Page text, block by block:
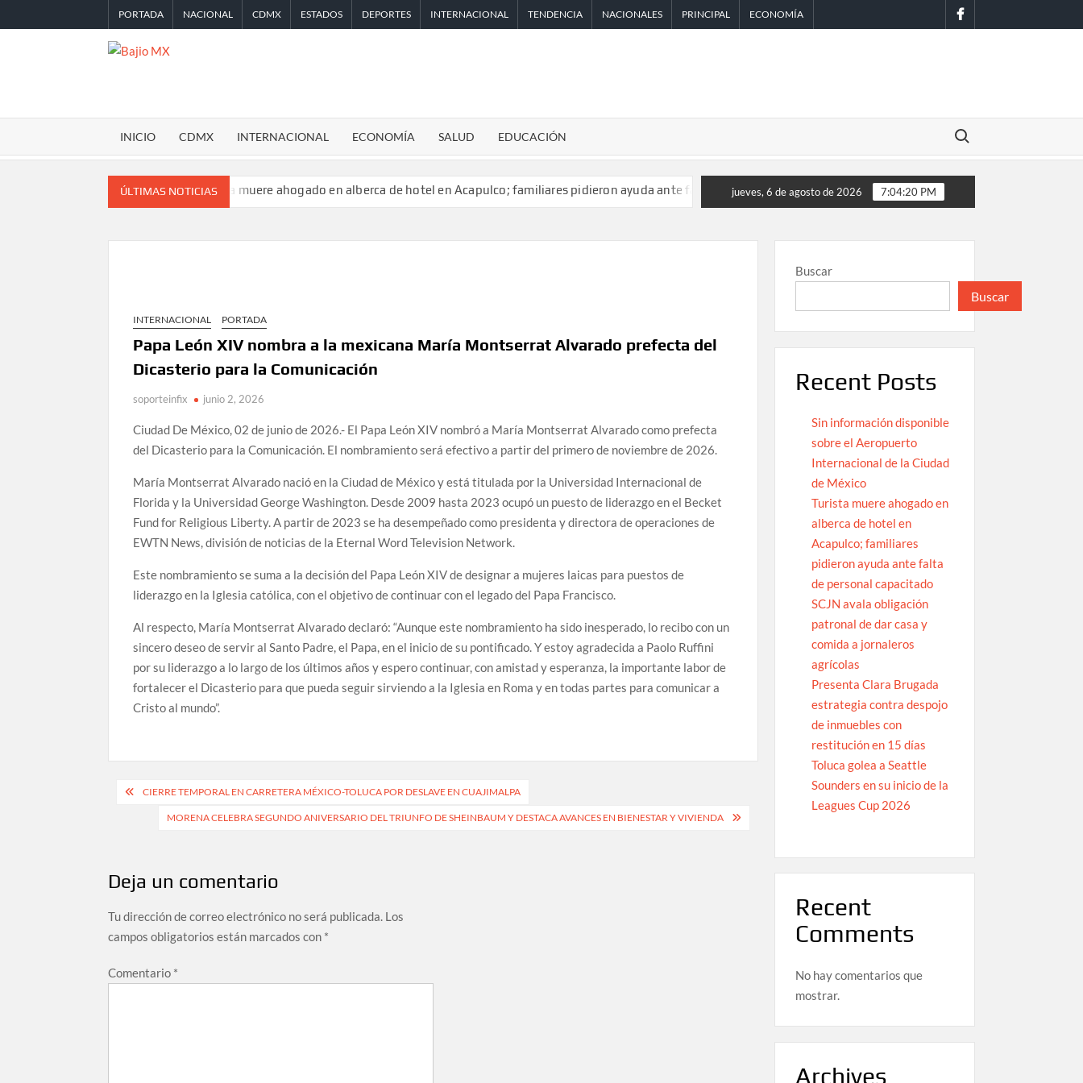
al
PORTADA NACIONAL CDMX ESTADOS DEPORTES INTERNACIONAL TENDENCIA NACIONALES PRINCIPAL ECONOMÍA facebook
MX
INICIO CDMX INTERNACIONAL ECONOMÍA SALUD EDUCACIÓN
Buscar:
ÚLTIMAS NOTICIAS
la Ciudad de México Turista muere ahogado en alberca de hotel en Acapulco; familiares pidieron ayuda ante falta de personal capacitado SCJN avala obligación patronal de dar casa y
jueves, 6 de agosto de 2026 7:04:21 PM
INTERNACIONAL PORTADA
Papa León XIV nombra a la mexicana María Montserrat Alvarado prefecta del
Dicasterio para la Comunicación
soporteinfix junio 2, 2026
Ciudad De México, 02 de junio de 2026.- El Papa León XIV nombró a María Montserrat Alvarado como prefecta
del Dicasterio para la Comunicación. El nombramiento será efectivo a partir del primero de noviembre de 2026.
María Montserrat Alvarado nació en la Ciudad de México y está titulada por la Universidad Internacional de
Florida y la Universidad George Washington. Desde 2009 hasta 2023 ocupó un puesto de liderazgo en el Becket
Fund for Religious Liberty. A partir de 2023 se ha desempeñado como presidenta y directora de operaciones de
EWTN News, división de noticias de la Eternal Word Television Network.
Este nombramiento se suma a la decisión del Papa León XIV de designar a mujeres laicas para puestos de
liderazgo en la Iglesia católica, con el objetivo de continuar con el legado del Papa Francisco.
Al respecto, María Montserrat Alvarado declaró: “Aunque este nombramiento ha sido inesperado, lo recibo con un
sincero deseo de servir al Santo Padre, el Papa, en el inicio de su pontificado. Y estoy agradecida a Paolo Ruffini
por su liderazgo a lo largo de los últimos años y espero continuar, con amistad y esperanza, la importante labor de
fortalecer el Dicasterio para que pueda seguir sirviendo a la Iglesia en Roma y en todas partes para comunicar a
Cristo al mundo”.
Navegación
CIERRE TEMPORAL EN CARRETERA MÉXICO-TOLUCA POR DESLAVE EN CUAJIMALPA
MORENA CELEBRA SEGUNDO ANIVERSARIO DEL TRIUNFO DE SHEINBAUM Y DESTACA AVANCES EN BIENESTAR Y VIVIENDA
Deja un comentario
Tu dirección de correo electrónico no será publicada. Los
campos obligatorios están marcados con *
Comentario *
Buscar
Buscar
Recent Posts
Sin información disponible
sobre el Aeropuerto
Internacional de la Ciudad
de México
Turista muere ahogado en
alberca de hotel en
Acapulco; familiares
pidieron ayuda ante falta
de personal capacitado
SCJN avala obligación
patronal de dar casa y
comida a jornaleros
agrícolas
Presenta Clara Brugada
estrategia contra despojo
de inmuebles con
restitución en 15 días
Toluca golea a Seattle
Sounders en su inicio de la
Leagues Cup 2026
Recent
Comments
No hay comentarios que
mostrar.
Archives